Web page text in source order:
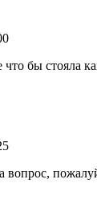
что бы стояла
вопрос,